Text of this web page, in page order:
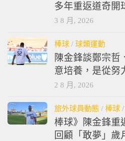
多年重返道奇開
3 8 月, 2026
棒球 / 球類運動
陳金鋒談鄭宗哲
意培養，是從努
2 8 月, 2026
旅外球員動態 / 棒球 /
棒球》陳金鋒
回顧「敢夢」歲